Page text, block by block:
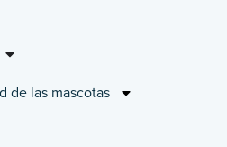
de las mascotas